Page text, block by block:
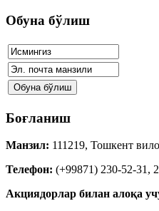
Обуна бўлиш
Боғланиш
Манзил: 111219, Тошкент
Телефон: (+99871) 230-52-31,
Акциядорлар билан алоқа